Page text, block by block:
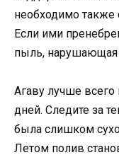
необходимо также
Если ими
пыль, нарушающая
Агаву лучше
дней. Следите за
была слишком
Летом полив